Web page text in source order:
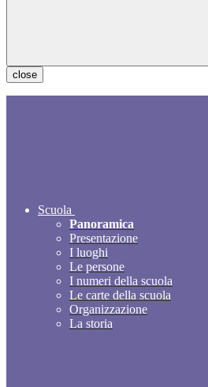
close
Scuola
Panoramica
Presentazione
I luoghi
Le persone
I numeri della scuola
Le carte della scuola
Organizzazione
La storia